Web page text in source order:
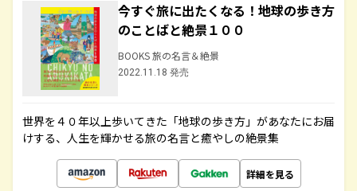
今すぐ旅に出たくなる！地球の歩き方
のことばと絶景１００
BOOKS 旅の名言＆絶景
2022.11.18 発売
世界を４０年以上歩いてきた「地球の歩き方」があなたにお届
けする、人生を輝かせる旅の名言と癒やしの絶景集
詳細を見る